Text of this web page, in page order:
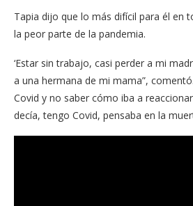
Tapia dijo que lo más difícil para él en
la peor parte de la pandemia.
‘Estar sin trabajo, casi perder a mi
a una hermana de mi mama”,
Covid y no saber cómo iba a
decía, tengo Covid, pensaba en la